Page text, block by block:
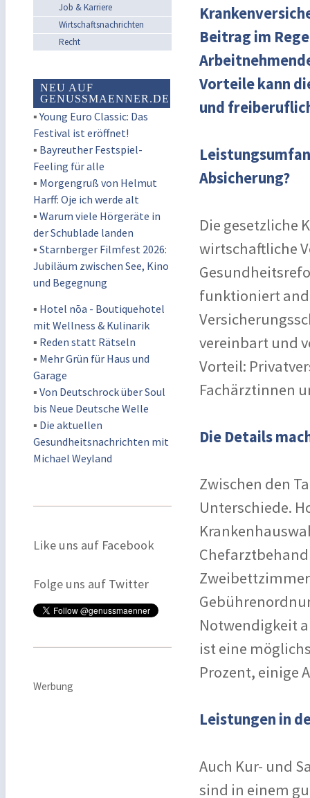
Job & Karriere
Wirtschaftsnachrichten
Recht
NEU AUF
GENUSSMAENNER.DE
▪Young Euro Classic: Das
Festival ist eröffnet!
▪ Bayreuther Festspiel-
Feeling für alle
▪ Morgengruß von Helmut
Harff: Oje ich werde alt
▪ Warum viele Hörgeräte in
der Schublade landen
▪ Starnberger Filmfest 2026:
Jubiläum zwischen See, Kino
und Begegnung
▪ Hotel nōa - Boutiquehotel
mit Wellness & Kulinarik
▪ Reden statt Rätseln
▪ Mehr Grün für Haus und
Garage
▪ Von Deutschrock über Soul
bis Neue Deutsche Welle
▪ Die aktuellen
Gesundheitsnachrichten mit
Michael Weyland
Like uns auf Facebook
Folge uns auf Twitter
Werbung
Beitrag im
Vorteile kann
und
Absicherung?
Die gesetzliche
wirtschaftliche
funktioniert
vereinbart und
Vorteil:
Fachärztinnen
Die Details
Zwischen den
Unterschiede.
Notwendigkeit
ist eine
Prozent, einige
Leistungen in
Auch Kur- und
sind in einem